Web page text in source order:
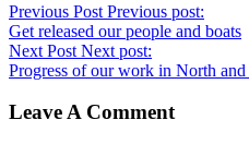
Previous Post Previous post:
Get released our people and boats
Next Post Next post:
Progress of our work in North and
Leave A Comment